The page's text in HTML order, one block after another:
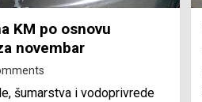
KM po osnovu
novembar
šumarstva i vodoprivrede